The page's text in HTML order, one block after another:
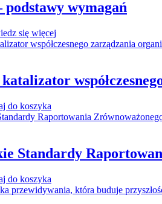
podstawy wymagań
się więcej
do koszyka
Standardy
do koszyka